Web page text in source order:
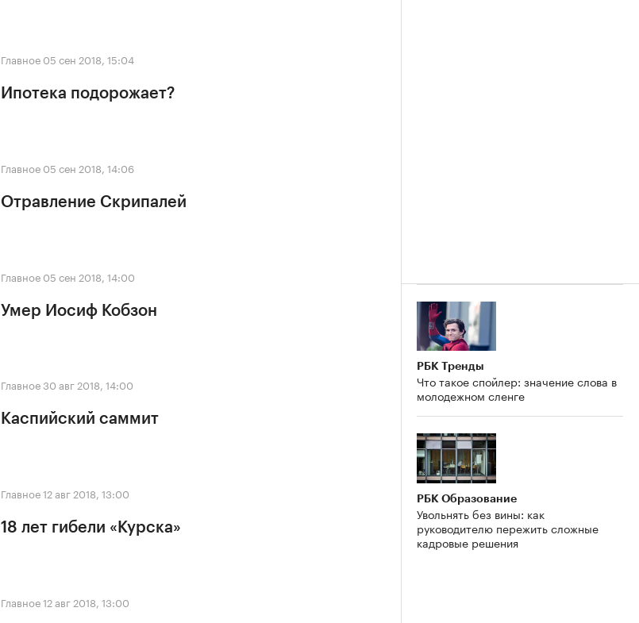
Главное 05 сен 2018, 15:04
Ипотека подорожает?
Главное 05 сен 2018, 14:06
Отравление Скрипалей
Главное 05 сен 2018, 14:00
Умер Иосиф Кобзон
Главное30 авг 2018, 14:00
Каспийский саммит
Главное12 авг 2018, 13:00
18 лет гибели «Курска»
Главное12 авг 2018, 13:00
РБК Тренды
Что такое спойлер: значение слова в
молодежном сленге
РБК Образование
Увольнять без вины: как
руководителю пережить сложные
кадровые решения